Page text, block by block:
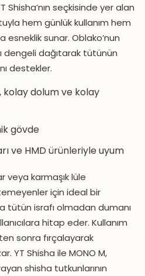
Shisha’nın seçkisinde yer alan
hem günlük kullanım hem
esneklik sunar. Oblako’nun
dengeli dağıtarak tütünün
destekler.
kolay dolum ve kolay
gövde
ve HMD ürünleriyle uyum
veya karmaşık lüle
için ideal bir
tütün israfı olmadan dumanı
hitap eder. Kullanım
sonra fırçalayarak
YT Shisha ile MONO M,
shisha tutkunlarının